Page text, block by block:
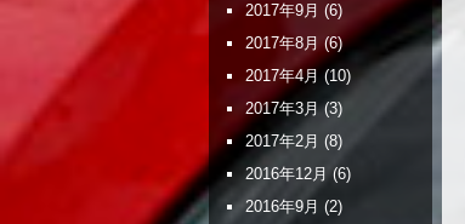
2017年9月 (6)
2017年8月 (6)
2017年4月 (10)
2017年3月(3)
2017年2月 (8)
2016年12月 (6)
2016年9月 (2)